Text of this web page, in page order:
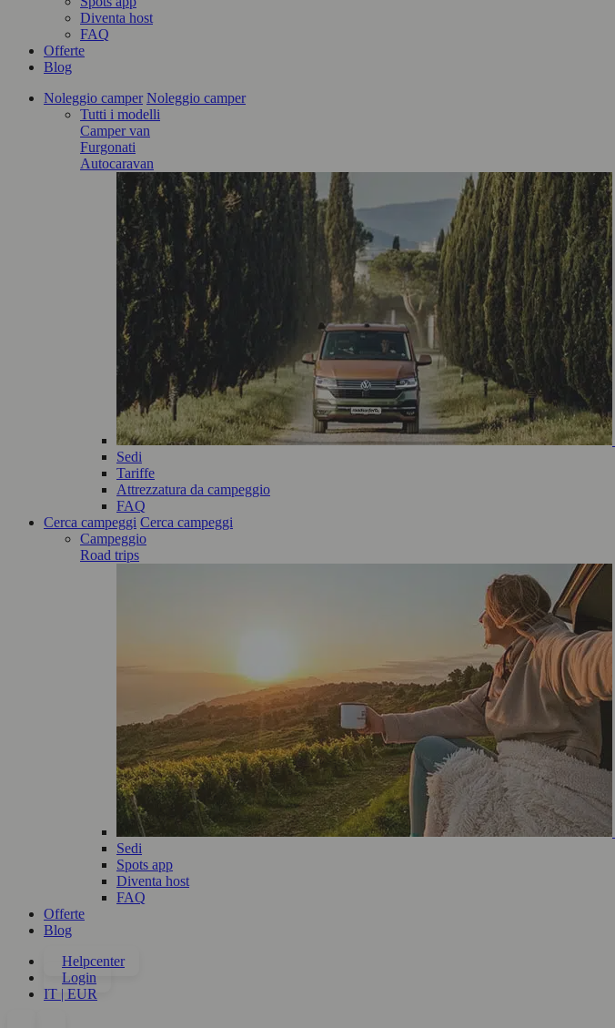
Diventa host
FAQ
Offerte
Blog
Noleggio camper Noleggio camper
Tutti i modelli
Camper van
Furgonati
Autocaravan
Sedi
Tariffe
Attrezzatura da campeggio
FAQ
Cerca campeggi Cerca campeggi
Campeggio
Road trips
Sedi
Spots app
Diventa host
FAQ
Offerte
Blog
Helpcenter
Login
IT | EUR